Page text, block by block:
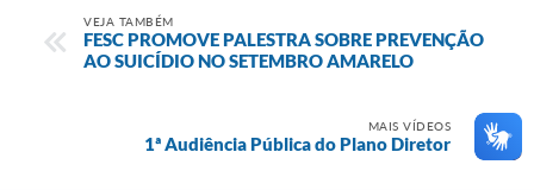
VEJA TAMBÉM
FESC PROMOVE PALESTRA SOBRE PREVENÇÃO
AO SUICÍDIO NO SETEMBRO AMARELO
MAIS VÍDEOS
1ª Audiência Pública do Plano Diretor